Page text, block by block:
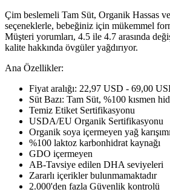
Çim beslemeli Tam Süt, Organik Hassas
seçeneklerle, bebeğiniz için mükemmel
Müşteri yorumları, 4.5 ile 4.7 arasında
kalite hakkında övgüler yağdırıyor.
Ana Özellikler:
Fiyat aralığı: 22,97 USD - 69,00
Süt Bazı: Tam Süt, %100 kısmen
Temiz Etiket Sertifikasyonu
USDA/EU Organik Sertifikasyonu
Organik soya içermeyen yağ karışımı
%100 laktoz karbonhidrat kaynağı
GDO içermeyen
AB-Tavsiye edilen DHA seviyeleri
Zararlı içerikler bulunmamaktadır
2.000'den fazla Güvenlik kontrolü